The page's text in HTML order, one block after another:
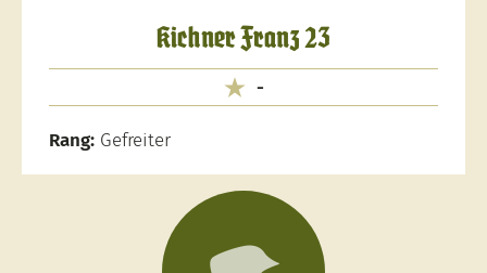
Kichner Franz 23
-
Rang: Gefreiter